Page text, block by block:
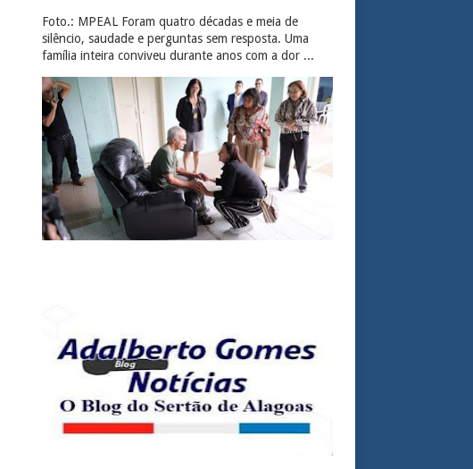
Foto.: MPEAL Foram quatro décadas e meia de
silêncio, saudade e perguntas sem resposta. Uma
família inteira conviveu durante anos com a dor ...